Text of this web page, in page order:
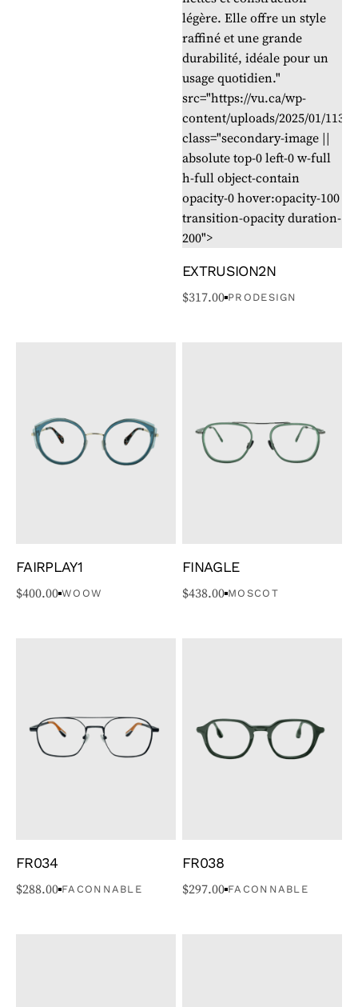
légère. Elle offre un style
raffiné et une grande
durabilité, idéale pour un
usage quotidien."
src="https://vu.ca/wp-
content/uploads/2025/01/
class="secondary-image ||
absolute top-0 left-0 w-full
h-full object-contain
opacity-0 hover:opacity-100
transition-opacity duration-
200">
EXTRUSION2N
$317.00 PRODESIGN
FAIRPLAY1
$400.00 WOOW
FINAGLE
$438.00 MOSCOT
FR034
$288.00 FACONNABLE
FR038
$297.00 FACONNABLE